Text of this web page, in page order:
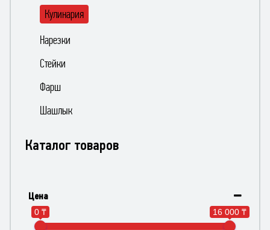
Кулинария
Нарезки
Стейки
Фарш
Шашлык
Каталог товаров
Цена
0 ₸ 16 000 ₸